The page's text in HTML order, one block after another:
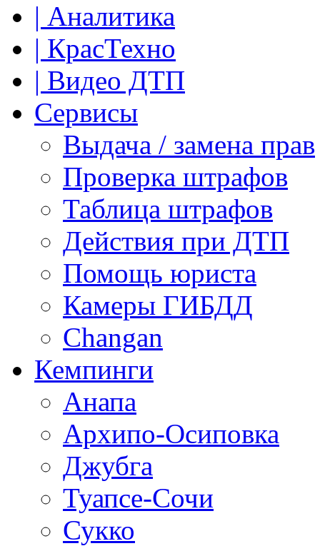
| Аналитика
| КрасТехно
| Видео ДТП
Сервисы
Выдача / замена прав
Проверка штрафов
Таблица штрафов
Действия при ДТП
Помощь юриста
Камеры ГИБДД
Сhangan
Кемпинги
Анапа
Архипо-Осиповка
Джубга
Туапсе-Сочи
Сукко